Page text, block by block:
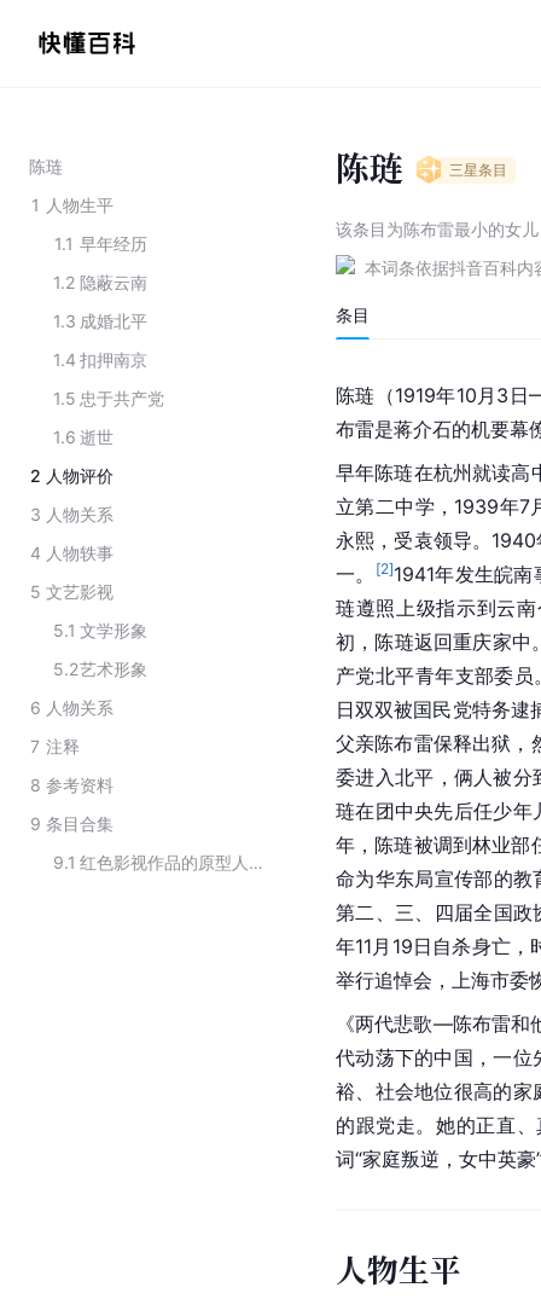
陈琏
1 人物生平
1.1 早年经历
1.2 隐蔽云南
1.3 成婚北平
1.4 扣押南京
1.5 忠于共产党
1.6 逝世
2 人物评价
3 人物关系
4 人物轶事
5 文艺影视
5.1 文学形象
5.2艺术形象
6 人物关系
7 注释
8 参考资料
9 条目合集
9.1
红色影视作品的原型人物
陈琏 三星条目
该条目为陈布雷最小的女儿
本词条依据抖音百科内
条目
陈琏（1919年10月3日
布雷是蒋介石的机要幕
早年陈琏在杭州就读高
立第二中学，1939年7
永熙，受袁领导。
一。
[2]1941年发生皖
琏遵照上级指示到云
初，陈琏返回重庆家中
产党北平青年支部委员
日双双被国民党特务逮
父亲陈布雷保释出狱，
委进入北平，俩人被分
琏在团中央先后任少年
年，陈琏被调到林业部
命为华东局宣传部的教
第二、三、四届全国政
年11月19日自杀身亡
举行追悼会，上海市委
《两代悲歌—陈布雷和
代动荡下的中国，一位
裕、社会地位很高的家
的跟党走。她的正直
词“家庭叛逆，女中英豪
人物生平